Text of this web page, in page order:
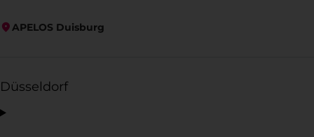
APELOS Duisburg
Düsseldorf